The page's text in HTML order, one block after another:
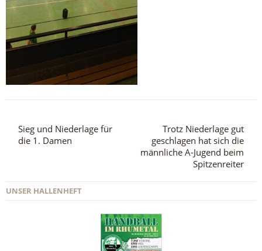
Sieg und Niederlage für
die 1. Damen
Trotz Niederlage gut
geschlagen hat sich die
männliche A-Jugend beim
Spitzenreiter
UNSER HALLENHEFT